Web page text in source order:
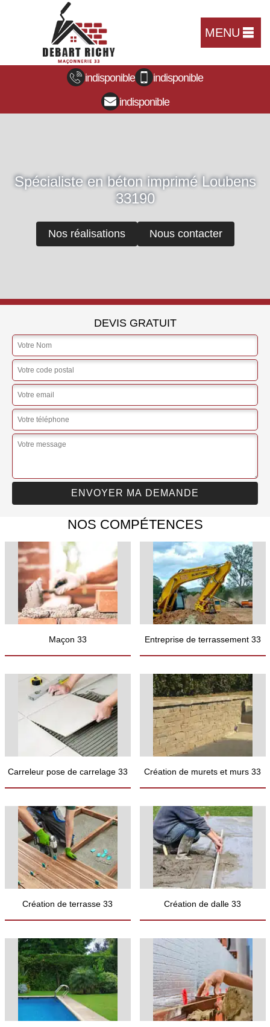
MENU
indisponible
indisponible
indisponible
Spécialiste en béton imprimé Loubens
33190
Nos réalisations Nous contacter
DEVIS GRATUIT
NOS COMPÉTENCES
Maçon 33 Entreprise de terrassement 33
Carreleur pose de carrelage 33 Création de murets et murs 33
Création de terrasse 33 Création de dalle 33